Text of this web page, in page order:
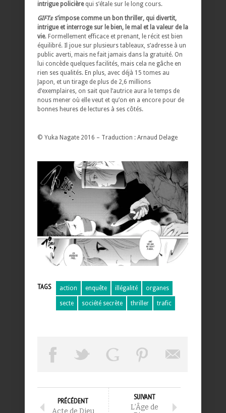
intrigue policièrequi s’étale sur le long cours.
GIFT±s’impose comme un bon thriller, qui divertit,
intrigue et interroge sur le bien, le mal et la valeur de la
vie. Formellement efficace et prenant, le récit est bien
équilibré. Il joue sur plusieurs tableaux, s’adresse à un
public averti, mais ne fait jamais dans la gratuité. On
lui concède quelques facilités, mais cela ne gâche en
rien ses qualités. En plus, avec déjà 15 tomes au
Japon, et un tirage de plus de 2,6 millions
d’exemplaires, on sait que l’autrice aura le temps de
nous mener où elle veut et qu’on en a encore pour de
bonnes heures de lectures à ses côtés.
© Yuka Nagate 2016 – Traduction : Arnaud Delage
TAGS action enquête illégalité organes
secte société secrète thriller trafic
PRÉCÉDENT SUIVANT
L’Âge de